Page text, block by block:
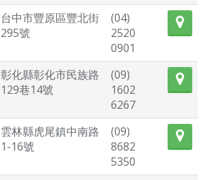
台中市豐原區豐北街
295號
(04)
2520
0901
彰化縣彰化市民族路
129巷14號
(09)
1602
6267
雲林縣虎尾鎮中南路
1-16號
(09)
8682
5350